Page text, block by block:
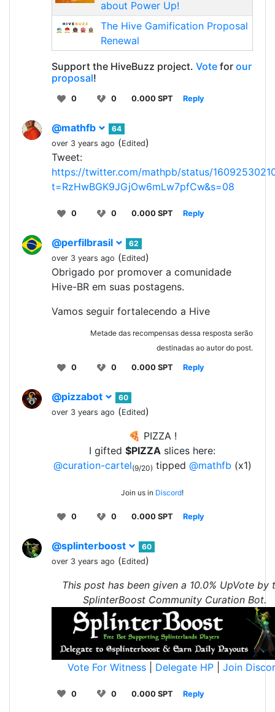
about Power Up!
The Hive Gamification Proposal
Renewal
Support the HiveBuzz project. Vote for our
proposal!
0 0 0.000 SPT Reply
@mathfb
64
over 3 years ago (Edited)
Tweet:
https://twitter.com/mathpb/status/
t=RzHwBGK9JGjOw6mLw7pfCw&s=08
0 0 0.000 SPT Reply
@perfilbrasil
62
over 3 years ago (Edited)
Obrigado por promover a comunidade
Hive-BR em suas postagens.
Vamos seguir fortalecendo a Hive
Metade das recompensas dessa resposta serão
destinadas ao autor do post.
0 0 0.000 SPT Reply
@pizzabot
60
over 3 years ago (Edited)
🍕 PIZZA !
I gifted $PIZZA slices here:
@curation-cartel(9/20) tipped @mathfb (x1)
Join us in Discord!
0 0 0.000 SPT Reply
@splinterboost
60
over 3 years ago (Edited)
This post has been given a 10.0% UpVote by
SplinterBoost Community Curation Bot.
Vote For Witness Delegate HP| Join
0 0 0.000 SPT Reply